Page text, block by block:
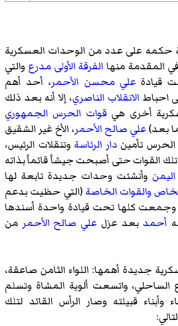
حكمه على عدد من الوحدات العسكرية
المقدمة منها الفرقة الأولى مدرع والتي
قيادةعلي محسن الأحمر، أحد أهم
احباط الانقلاب الناصري، إلا أنه بعد ذلك
أخرى هي قوات الحرس الجمهوري
بعد)علي صالح الأحمر، الأخ غير الشقيق
تأمين دار الرئاسة وتنقلات الرئيس،
القوات حتى أصبحت جيشاً قائماً بذاته
اليمن وأنشئت وحدات جديدة تابعة لها
والقوات الخاصة (التي حظيت بدعم
وجمعت كلها تحت قيادة واحدة أسندها
أحمد بعد عزل علي صالح الأحمر من
جديدة أهمها: اللواء الثامن صاعقة،
الساحلي، واتسعت ألوية المشاة وتسلم
وأبناء قبيلته وصار الرأس القائد لتلك